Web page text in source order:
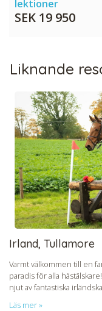
lektioner
SEK 19 950
Liknande
Irland, Tullamore
Varmt välkommen till en
paradis för alla
njut av fantastiska
Läs mer »